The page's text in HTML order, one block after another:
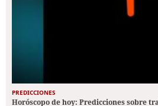
PREDICCIONES
Horóscopo de hoy: Predicciones sobre